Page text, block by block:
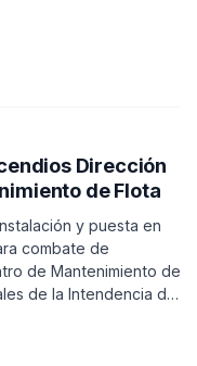
tránsito peatonal
Dirección
de Flota
y puesta en
combate de
de Mantenimiento de
de la Intendencia de